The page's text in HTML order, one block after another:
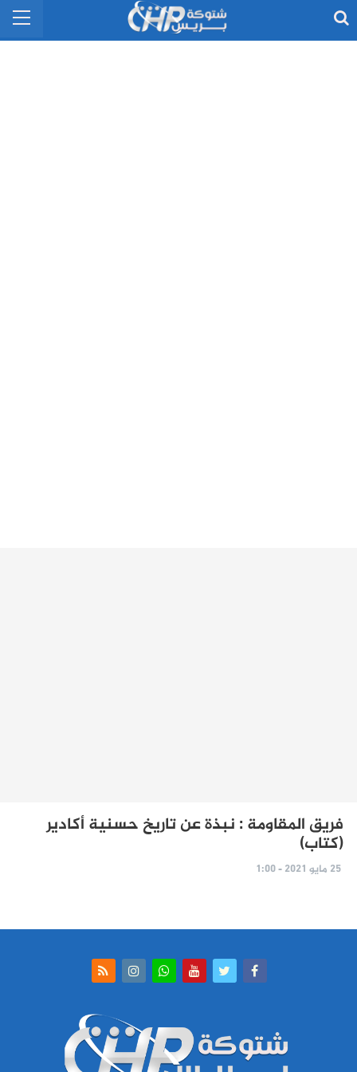
فريق المقاومة : نبذة عن تاريخ حسنية أكادير
(كتاب)
25 مايو 2021 - 1:00